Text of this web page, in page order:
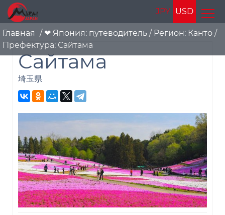
JPY USD
Главная / ❤ Япония: путеводитель / Регион: Канто /
Префектура: Сайтама
Сайтама
埼玉県